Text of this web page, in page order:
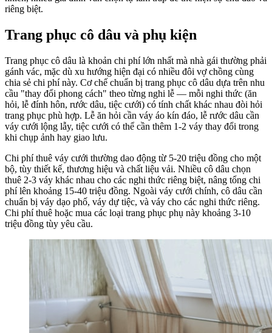
riêng biệt.
Trang phục cô dâu và phụ kiện
Trang phục cô dâu là khoản chi phí lớn nhất mà nhà gái thường phải
gánh vác, mặc dù xu hướng hiện đại có nhiều đôi vợ chồng cùng
chia sẻ chi phí này. Cơ chế chuẩn bị trang phục cô dâu dựa trên nhu
cầu "thay đổi phong cách" theo từng nghi lễ — mỗi nghi thức (ăn
hỏi, lễ đính hôn, rước dâu, tiệc cưới) có tính chất khác nhau đòi hỏi
trang phục phù hợp. Lễ ăn hỏi cần váy áo kín đáo, lễ rước dâu cần
váy cưới lộng lẫy, tiệc cưới có thể cần thêm 1-2 váy thay đổi trong
khi chụp ảnh hay giao lưu.
Chi phí thuê váy cưới thường dao động từ 5-20 triệu đồng cho một
bộ, tùy thiết kế, thương hiệu và chất liệu vải. Nhiều cô dâu chọn
thuê 2-3 váy khác nhau cho các nghi thức riêng biệt, nâng tổng chi
phí lên khoảng 15-40 triệu đồng. Ngoài váy cưới chính, cô dâu cần
chuẩn bị váy dạo phố, váy dự tiệc, và váy cho các nghi thức riêng.
Chi phí thuê hoặc mua các loại trang phục phụ này khoảng 3-10
triệu đồng tùy yêu cầu.